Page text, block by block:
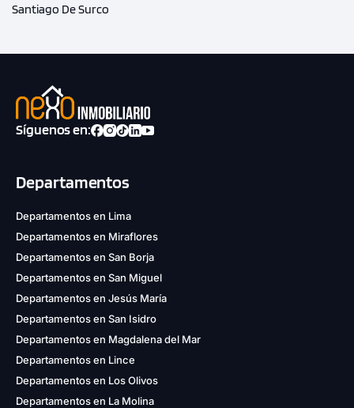
Santiago De Surco
Síguenos en:
Departamentos
Departamentos en Lima
Departamentos en Miraflores
Departamentos en San Borja
Departamentos en San Miguel
Departamentos en Jesús María
Departamentos en San Isidro
Departamentos en Magdalena del Mar
Departamentos en Lince
Departamentos en Los Olivos
Departamentos en La Molina